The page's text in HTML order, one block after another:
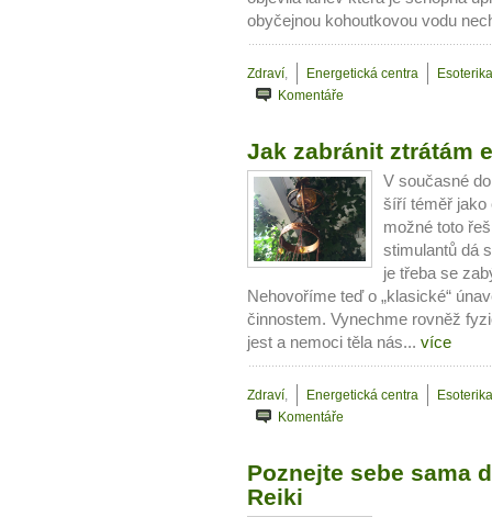
obyčejnou kohoutkovou vodu
Zdraví, Energetická centra
Komentáře
Jak zabránit ztrátám
V současné
šíří téměř jako
možné toto
stimulantů dá
je třeba se
Nehovoříme teď o „klasické“
činnostem. Vynechme rovněž
jest a nemoci těla nás... více
Zdraví, Energetická centra
Komentáře
Poznejte sebe sama
Reiki